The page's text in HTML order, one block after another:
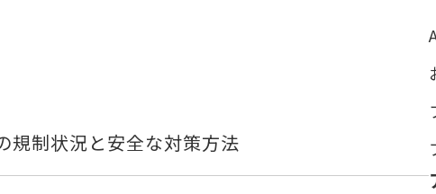
規制状況と安全な対策方法